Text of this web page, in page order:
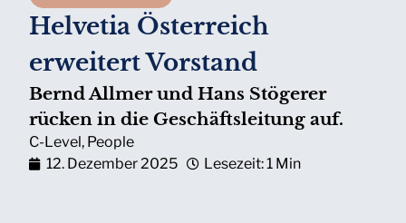
Helvetia Österreich
erweitert Vorstand
Bernd Allmer und Hans Stögerer
rücken in die Geschäftsleitung auf.
C-Level, People
12. Dezember 2025
Lesezeit: 1 Min